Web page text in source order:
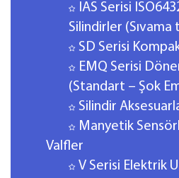
IAS Serisi
Silindirler
SD Serisi
EMQ Serisi
(Standart – Şok
Silindir
Manyetik
Valfler
V Serisi Elektrik